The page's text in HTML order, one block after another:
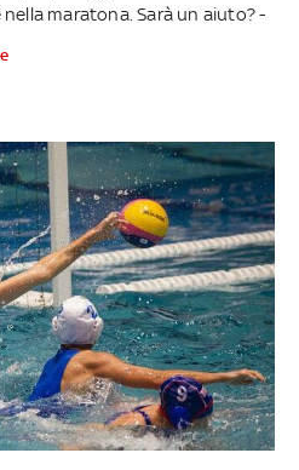
nella maratona. Sarà un aiuto? -